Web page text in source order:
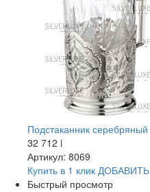
Подстаканник серебряный
32 712 i
Артикул: 8069
Купить в 1 клик ДОБАВИТЬ
Быстрый просмотр